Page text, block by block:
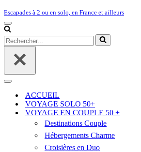
Escapades à 2 ou en solo, en France et ailleurs
Menu
de
navigation
Rechercher...
Menu
navigationACCUEIL
VOYAGE SOLO 50+
VOYAGE EN COUPLE 50 +
Destinations Couple
Hébergements Charme
Croisières en Duo